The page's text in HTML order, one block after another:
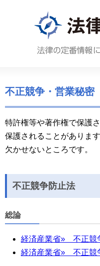
不正競争・営業秘密
特許権等や著作権で保護
保護されることがありま
欠かせないところです。
不正競争防止法
総論
経済産業省» 不正競
経済産業省» 不正競